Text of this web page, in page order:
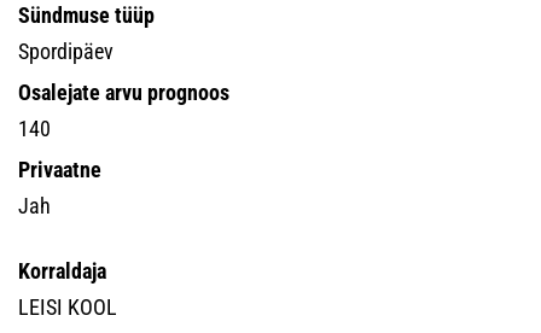
Sündmuse tüüp
Spordipäev
Osalejate arvu prognoos
140
Privaatne
Jah
Korraldaja
LEISI KOOL